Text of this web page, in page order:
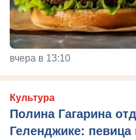
вчера в 13:10
Культура
Полина Гагарина
Геленджике: